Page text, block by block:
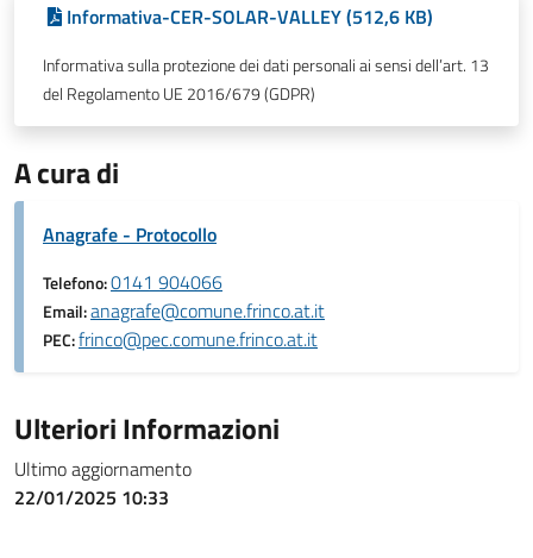
Informativa-CER-SOLAR-VALLEY (512,6 KB)
Informativa sulla protezione dei dati personali ai sensi dell’art. 13
del Regolamento UE 2016/679 (GDPR)
A cura di
Anagrafe - Protocollo
Telefono:0141 904066
Email:anagrafe@comune.frinco.at.it
PEC:frinco@pec.comune.frinco.at.it
Ulteriori Informazioni
Ultimo aggiornamento
22/01/2025 10:33